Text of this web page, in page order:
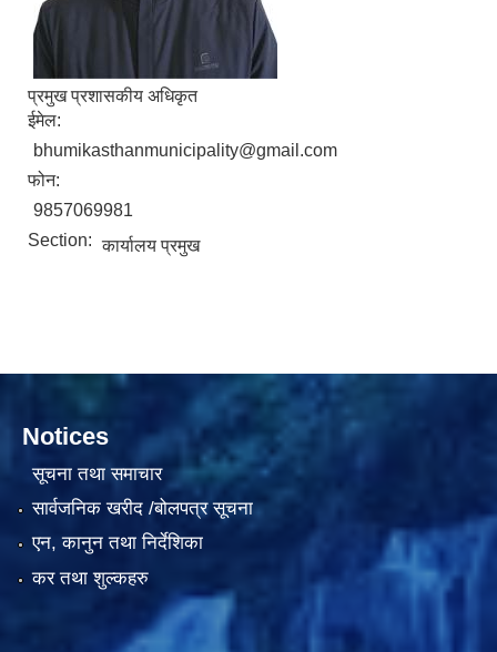
प्रमुख प्रशासकीय अधिकृत
ईमेल:
bhumikasthanmunicipality@gmail.com
फोन:
9857069981
Section: कार्यालय प्रमुख
Notices
सूचना तथा समाचार
सार्वजनिक खरीद /बोलपत्र सूचना
एन, कानुन तथा निर्देशिका
कर तथा शुल्कहरु